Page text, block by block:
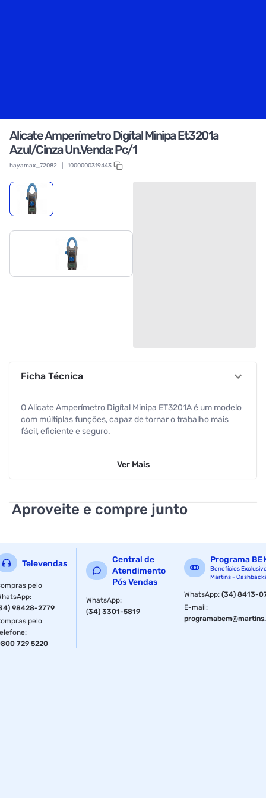
Alicate Amperímetro Digítal Minipa Et3201a
Azul/Cinza Un.Venda: Pc/1
hayamax_72082 1000000319443
Ficha Técnica
O Alicate Amperímetro Digítal Minipa ET3201A é um modelo
com múltiplas funções, capaz de tornar o trabalho mais
fácil, eficiente e seguro.
Ver Mais
Aproveite e compre junto
Televendas
pelo
:
98428-2779
pelo
:
729 5220
Central de
Atendimento
Pós Vendas
WhatsApp:
(34) 3301-5819
Programa
Benefícios
Martins -
WhatsApp:(34) 8413-
E-mail: